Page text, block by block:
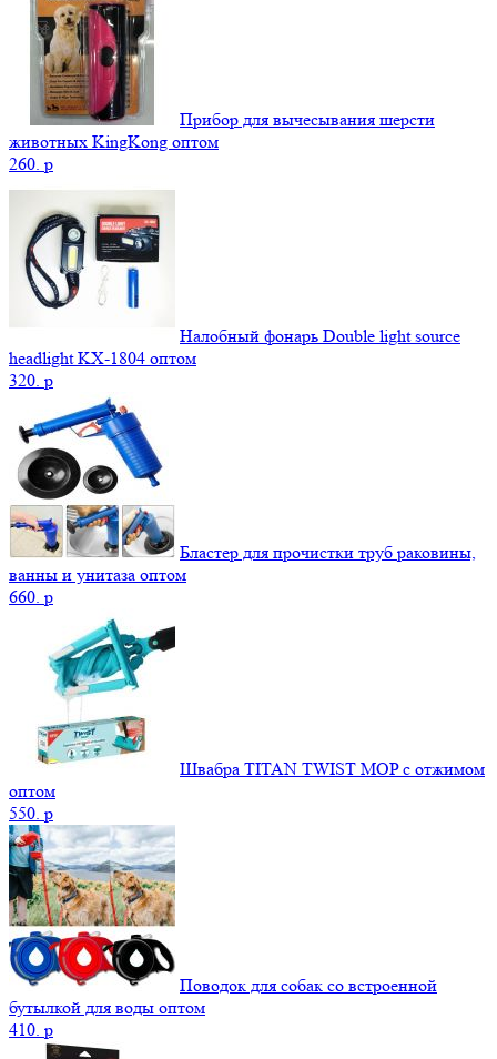
Прибор для вычесывания шерсти
животных KingKong оптом
260. p
Налобный фонарь Double light source
headlight KX-1804 оптом
320. p
Бластер для прочистки труб раковины,
ванны и унитаза оптом
660. p
Швабра TITAN TWIST MOP с отжимом
оптом
550. p
Поводок для собак со встроенной
бутылкой для воды оптом
410. p